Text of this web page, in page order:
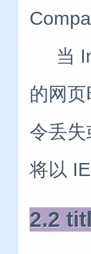
当
的网
令丢
将以
2.2